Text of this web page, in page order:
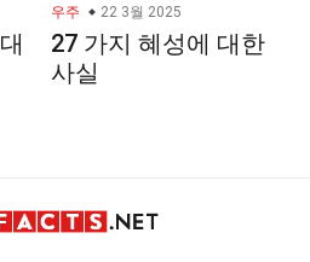
우주 22 3월 2025
27 가지 혜성에 대한
사실